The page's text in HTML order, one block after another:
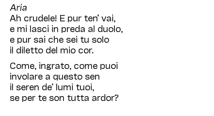
Aria
Ah crudele! E pur ten’ vai,
e mi lasci in preda al duolo,
e pur sai che sei tu solo
il diletto del mio cor.
Come, ingrato, come puoi
involare a questo sen
il seren de’ lumi tuoi,
se per te son tutta ardor?